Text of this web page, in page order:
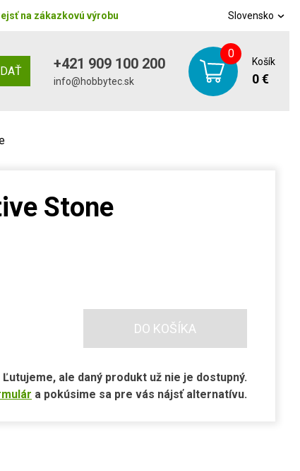
na zákazkovú výrobu Slovensko
+421 909 100 200
info@hobbytec.sk
0
Košík
0 €
Stone
DO KOŠÍKA
Ľutujeme, ale daný produkt už nie je dostupný.
a pokúsime sa pre vás nájsť alternatívu.